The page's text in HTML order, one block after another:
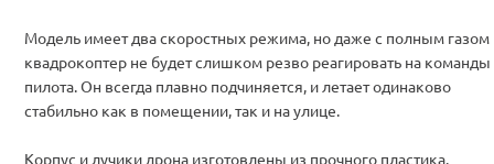
Модель имеет два скоростных режима, но даже с полным газом
квадрокоптер не будет слишком резво реагировать на команды
пилота. Он всегда плавно подчиняется, и летает одинаково
стабильно как в помещении, так и на улице.
Корпус и лучики дрона изготовлены из прочного пластика.